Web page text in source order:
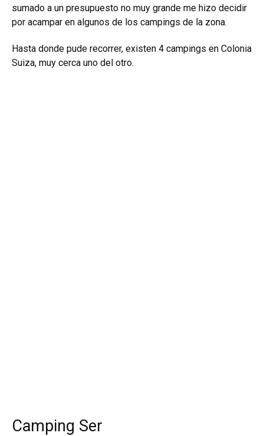
sumado a un presupuesto no muy grande me hizo decidir
por acampar en algunos de los campings de la zona.
Hasta donde pude recorrer, existen 4 campings en Colonia
Suiza, muy cerca uno del otro.
Camping Ser